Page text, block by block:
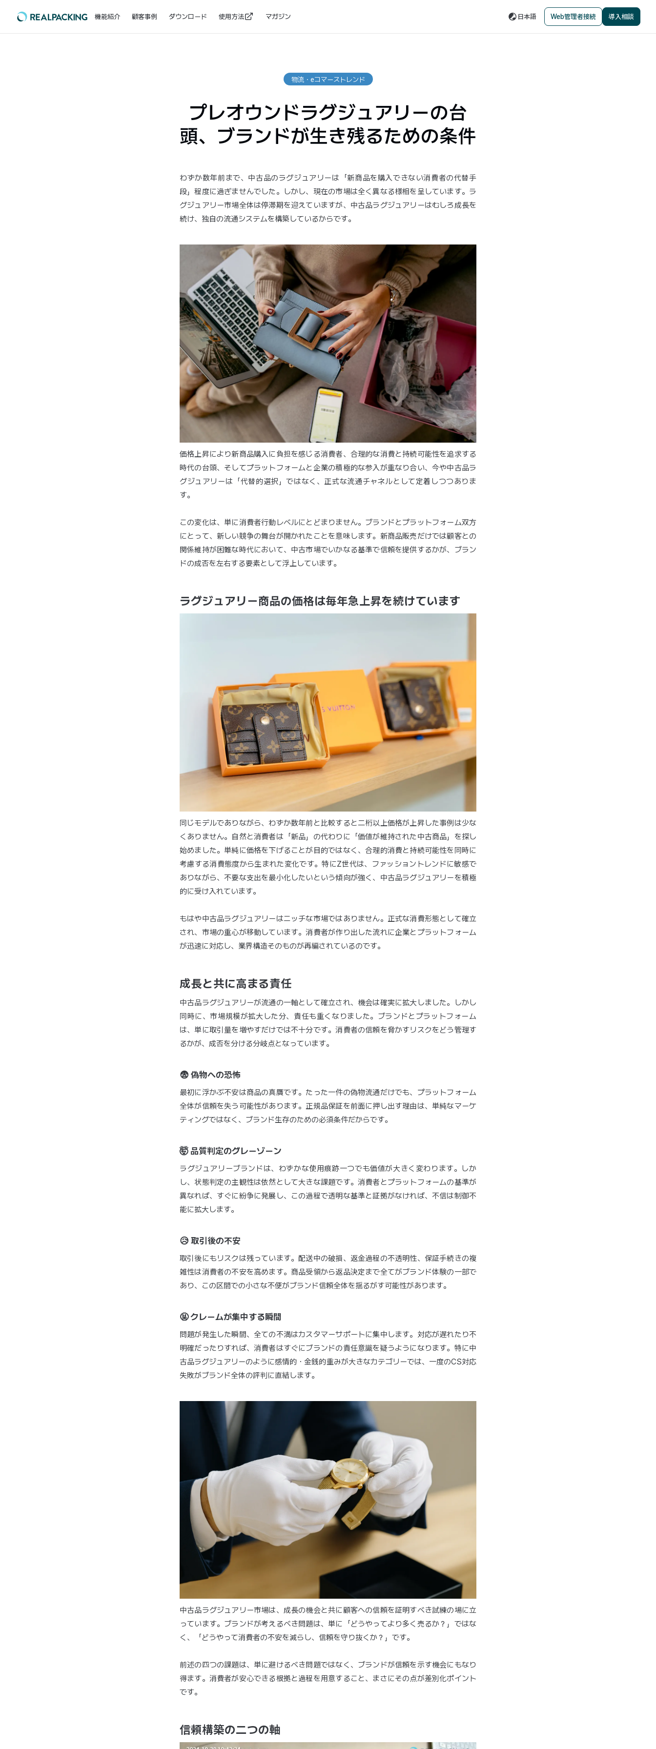
機能紹介 顧客事例 ダウンロード 使用方法 マガジン 日本語 Web管理者接続 導入相談
物流・eコマーストレンド
プレオウンドラグジュアリーの台
頭、ブランドが生き残るための条件
わずか数年前まで、中古品のラグジュアリーは「新商品を購入できない消費者の代替手
段」程度に過ぎませんでした。しかし、現在の市場は全く異なる様相を呈しています。ラ
グジュアリー市場全体は停滞期を迎えていますが、中古品ラグジュアリーはむしろ成長を
続け、独自の流通システムを構築しているからです。
価格上昇により新商品購入に負担を感じる消費者、合理的な消費と持続可能性を追求する
時代の台頭、そしてプラットフォームと企業の積極的な参入が重なり合い、今や中古品ラ
グジュアリーは「代替的選択」ではなく、正式な流通チャネルとして定着しつつありま
す。
この変化は、単に消費者行動レベルにとどまりません。ブランドとプラットフォーム双方
にとって、新しい競争の舞台が開かれたことを意味します。新商品販売だけでは顧客との
関係維持が困難な時代において、中古市場でいかなる基準で信頼を提供するかが、ブラン
ドの成否を左右する要素として浮上しています。
ラグジュアリー商品の価格は毎年急上昇を続けています
同じモデルでありながら、わずか数年前と比較すると二桁以上価格が上昇した事例は少な
くありません。自然と消費者は「新品」の代わりに「価値が維持された中古商品」を探し
始めました。単純に価格を下げることが目的ではなく、合理的消費と持続可能性を同時に
考慮する消費態度から生まれた変化です。特にZ世代は、ファッショントレンドに敏感で
ありながら、不要な支出を最小化したいという傾向が強く、中古品ラグジュアリーを積極
的に受け入れています。
もはや中古品ラグジュアリーはニッチな市場ではありません。正式な消費形態として確立
され、市場の重心が移動しています。消費者が作り出した流れに企業とプラットフォーム
が迅速に対応し、業界構造そのものが再編されているのです。
成長と共に高まる責任
中古品ラグジュアリーが流通の一軸として確立され、機会は確実に拡大しました。しかし
同時に、市場規模が拡大した分、責任も重くなりました。ブランドとプラットフォーム
は、単に取引量を増やすだけでは不十分です。消費者の信頼を脅かすリスクをどう管理す
るかが、成否を分ける分岐点となっています。
😨 偽物への恐怖
最初に浮かぶ不安は商品の真贋です。たった一件の偽物流通だけでも、プラットフォーム
全体が信頼を失う可能性があります。正規品保証を前面に押し出す理由は、単純なマーケ
ティングではなく、ブランド生存のための必須条件だからです。
🤯 品質判定のグレーゾーン
ラグジュアリーブランドは、わずかな使用痕跡一つでも価値が大きく変わります。しか
し、状態判定の主観性は依然として大きな課題です。消費者とプラットフォームの基準が
異なれば、すぐに紛争に発展し、この過程で透明な基準と証拠がなければ、不信は制御不
能に拡大します。
😥 取引後の不安
取引後にもリスクは残っています。配送中の破損、返金過程の不透明性、保証手続きの複
雑性は消費者の不安を高めます。商品受領から返品決定まで全てがブランド体験の一部で
あり、この区間での小さな不便がブランド信頼全体を揺るがす可能性があります。
🤬 クレームが集中する瞬間
問題が発生した瞬間、全ての不満はカスタマーサポートに集中します。対応が遅れたり不
明確だったりすれば、消費者はすぐにブランドの責任意識を疑うようになります。特に中
古品ラグジュアリーのように感情的・金銭的重みが大きなカテゴリーでは、一度のCS対応
失敗がブランド全体の評判に直結します。
中古品ラグジュアリー市場は、成長の機会と共に顧客への信頼を証明すべき試練の場に立
っています。ブランドが考えるべき問題は、単に「どうやってより多く売るか？」ではな
く、「どうやって消費者の不安を減らし、信頼を守り抜くか？」です。
前述の四つの課題は、単に避けるべき問題ではなく、ブランドが信頼を示す機会にもなり
得ます。消費者が安心できる根拠と過程を用意すること、まさにその点が差別化ポイント
です。
信頼構築の二つの軸